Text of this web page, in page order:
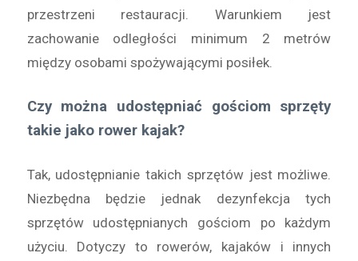
przestrzeni restauracji. Warunkiem jest
zachowanie odległości minimum 2 metrów
między osobami spożywającymi posiłek.
Czy można udostępniać gościom sprzęty
takie jako rower kajak?
Tak, udostępnianie takich sprzętów jest możliwe.
Niezbędna będzie jednak dezynfekcja tych
sprzętów udostępnianych gościom po każdym
użyciu. Dotyczy to rowerów, kajaków i innych